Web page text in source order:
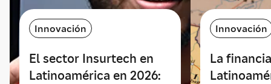
Innovación
El sector Insurtech en
Latinoamérica en 2026:
Innovación
La